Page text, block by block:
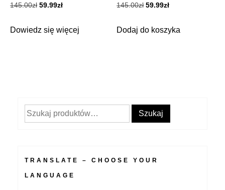
145.00zł Pierwotna
wynosiła:
59.99złAktualna
wynosi:
Dowiedz się więcej
145.00zł Pierwotna
wynosiła:
59.99złAktualna
wynosi:
Dodaj do koszyka
Szukaj: Szukaj
TRANSLATE – CHOOSE YOUR
LANGUAGE